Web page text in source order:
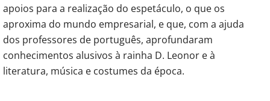
apoios para a realização do espetáculo, o que os
aproxima do mundo empresarial, e que, com a ajuda
dos professores de português, aprofundaram
conhecimentos alusivos à rainha D. Leonor e à
literatura, música e costumes da época.